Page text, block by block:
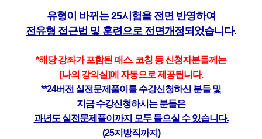
유형이 바뀌는 25시험을 전면 반영하여
전유형 접근법 및 훈련으로 전면개정되었습니다.
*해당 강좌가 포함된 패스, 코칭 등 신청자분들께는
[나의 강의실]에 자동으로 제공됩니다.
**24버전 실전문제풀이를 수강신청하신 분들 및
지금 수강신청하시는 분들은
과년도 실전문제풀이까지 모두 들으실 수 있습니다.
(25지방직까지)